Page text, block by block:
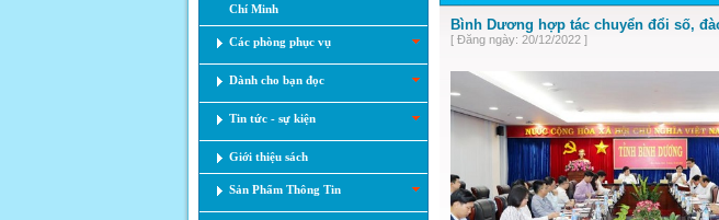
Chí Minh
Các phòng phục vụ
Dành cho bạn đọc
Tin tức - sự kiện
Giới thiệu sách
Sản Phẩm Thông Tin
Bình Dương hợp tác chuyển đổi số,
[ Đăng ngày: 20/12/2022 ]